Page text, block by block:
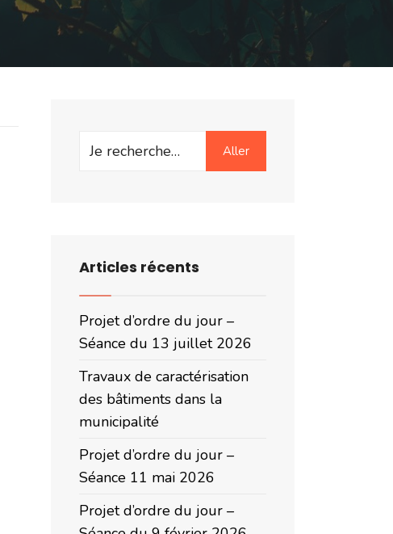
Search
Aller
Articles récents
Projet d’ordre du jour –
Séance du 13 juillet 2026
Travaux de caractérisation
des bâtiments dans la
municipalité
Projet d’ordre du jour –
Séance 11 mai 2026
Projet d’ordre du jour –